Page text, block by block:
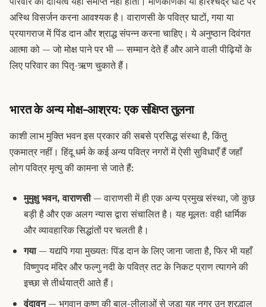
अस्थि विसर्जन करना आवश्यक है। वाराणसी के पवित्र घाटों, गया या
प्रयागराज में पिंड दान और श्राद्ध संपन्न करना चाहिए। ये अनुष्ठान दिवंगत
आत्मा को — जो मोक्ष पाने पर भी — सम्मान देते हैं और आने वाली पीढ़ियों के
लिए परिवार का पितृ-ऋण चुकाते हैं।
भारत के अन्य मोक्ष-आश्रय: एक संक्षिप्त तुलना
काशी लाभ मुक्ति भवन इस प्रकार की सबसे प्रसिद्ध संस्था है, किंतु
एकमात्र नहीं। हिंदू धर्म के कई अन्य पवित्र नगरों में ऐसी सुविधाएँ हैं जहाँ
लोग पवित्र मृत्यु की कामना से जाते हैं:
मुमुक्षु भवन, वाराणसी— वाराणसी में ही एक अन्य प्रमुख संस्था, जो कुछ
बड़ी है और एक अलग न्यास द्वारा संचालित है। यह मूलतः वही धार्मिक
और व्यावहारिक सिद्धांतों पर चलती है।
गया— यद्यपि गया मुख्यतः पिंड दान के लिए जाना जाता है, फिर भी यहाँ
विष्णुपद मंदिर और फल्गु नदी के पवित्र तट के निकट प्राण त्यागने की
इच्छा से तीर्थयात्री आते हैं।
वृंदावन— भगवान कृष्ण की बाल-लीलाओं से जुड़ा यह नगर उन श्रद्धालु